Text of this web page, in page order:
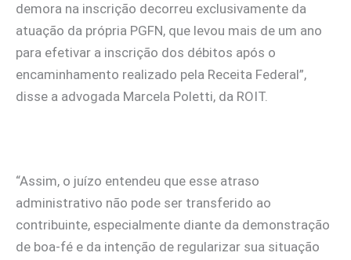
demora na inscrição decorreu exclusivamente da
atuação da própria PGFN, que levou mais de um ano
para efetivar a inscrição dos débitos após o
encaminhamento realizado pela Receita Federal”,
disse a advogada Marcela Poletti, da ROIT.
“Assim, o juízo entendeu que esse atraso
administrativo não pode ser transferido ao
contribuinte, especialmente diante da demonstração
de boa-fé e da intenção de regularizar sua situação